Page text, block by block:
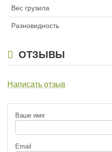
Вес грузила
Разновидность
ОТЗЫВЫ
Написать отзыв
Ваше имя
Email